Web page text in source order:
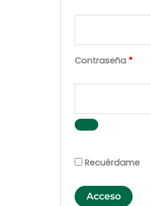
Contraseña *
Recuérdame
Acceso